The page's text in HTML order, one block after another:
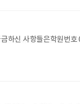
하신 사항들은학원번